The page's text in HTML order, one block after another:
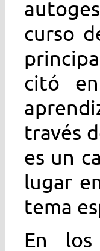
curso
citó
través
es un
lugar
tema
En